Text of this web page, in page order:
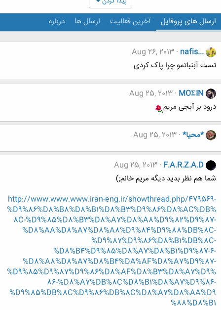
ارسال های پروفایل آخرین فعالیت ارسال ها درباره
nafis...
Aug 26, 2013
تست آبنباتمو چرا پاک کردی
MOΣIN
Aug 25, 2013
درود بر آبجی مریم
*محیا* Aug 25, 2013
F.A.R.Z.A.D
Aug 25, 2013
شما هم نظر بدید دیگه مریم خانم;)
http://www.www.www.iran-eng.ir/showthread.php/479569-
%D9%86%D8%B8%D8%B1%D8%B3%D9%86%D8%AC%DB%
8C-%D9%85%D8%B3%D8%A7%D8%A8%D9%82%D9%87-
%D8%AA%D8%A7%D8%A8%D9%84%D9%88%DB%8C-
%D9%87%D9%86%D8%B1%DB%8C-
%D8%B4%D9%85%D8%A7%D8%B1%D9%87-6-
%D8%A8%D8%A7%D8%B4%DA%AF%D8%A7%D9%87-
%D9%85%D9%87%D9%86%D8%AF%D8%B3%D8%A7%D9%
86-%D8%A7%DB%8C%D8%B1%D8%A7%D9%86-
%D9%85%DB%8C%D9%86%DB%8C%D8%A7%D8%AA%D9
%88%D8%B1